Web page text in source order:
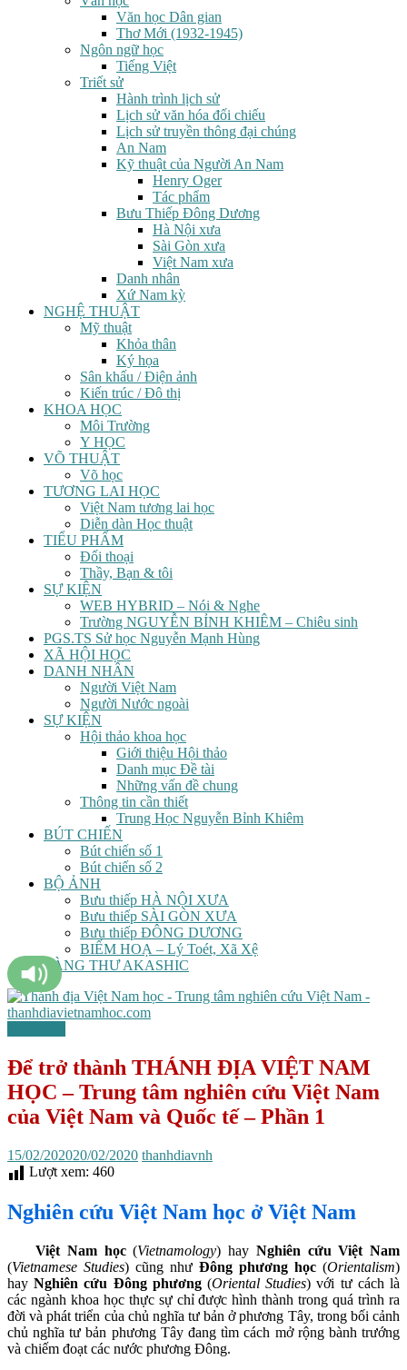
Văn học Dân gian
Thơ Mới (1932-1945)
Ngôn ngữ học
Tiếng Việt
Triết sử
Hành trình lịch sử
Lịch sử văn hóa đối chiếu
Lịch sử truyền thông đại chúng
An Nam
Kỹ thuật của Người An Nam
Henry Oger
Tác phẩm
Bưu Thiếp Đông Dương
Hà Nội xưa
Sài Gòn xưa
Việt Nam xưa
Danh nhân
Xứ Nam kỳ
NGHỆ THUẬT
Mỹ thuật
Khỏa thân
Ký họa
Sân khấu / Điện ảnh
Kiến trúc / Đô thị
KHOA HỌC
Môi Trường
Y HỌC
VÕ THUẬT
Võ học
TƯƠNG LAI HỌC
Việt Nam tương lai học
Diễn dàn Học thuật
TIỂU PHẨM
Đối thoại
Thầy, Bạn & tôi
SỰ KIỆN
WEB HYBRID – Nói & Nghe
Trường NGUYỄN BỈNH KHIÊM – Chiêu sinh
PGS.TS Sử học Nguyễn Mạnh Hùng
XÃ HỘI HỌC
DANH NHÂN
Người Việt Nam
Người Nước ngoài
SỰ KIỆN
Hội thảo khoa học
Giới thiệu Hội thảo
Danh mục Đề tài
Những vấn đề chung
Thông tin cần thiết
Trung Học Nguyễn Bỉnh Khiêm
BÚT CHIẾN
Bút chiến số 1
Bút chiến số 2
BỘ ẢNH
Bưu thiếp HÀ NỘI XƯA
Bưu thiếp SÀI GÒN XƯA
Bưu thiếp ĐÔNG DƯƠNG
BIẾM HOẠ – Lý Toét, Xã Xệ
TÀNG THƯ AKASHIC
Để trở thành THÁNH ĐỊA VIỆT NAM
HỌC – Trung tâm nghiên cứu Việt Nam
của Việt Nam và Quốc tế – Phần 1
15/02/202020/02/2020 thanhdiavnh
Lượt xem: 460
Nghiên cứu Việt Nam học ở Việt Nam
Việt Nam học(Vietnamology) hay Nghiên cứu Việt Nam
(Vietnamese Studies) cũng như Đông phương học (Orientalism)
hayNghiên cứu Đông phương(Oriental Studies) với tư cách là
các ngành khoa học thực sự chỉ được hình thành trong quá trình ra
đời và phát triển của chủ nghĩa tư bản ở phương Tây, trong bối cảnh
chủ nghĩa tư bản phương Tây đang tìm cách mở rộng bành trướng
và chiếm đoạt các nước phương Đông.